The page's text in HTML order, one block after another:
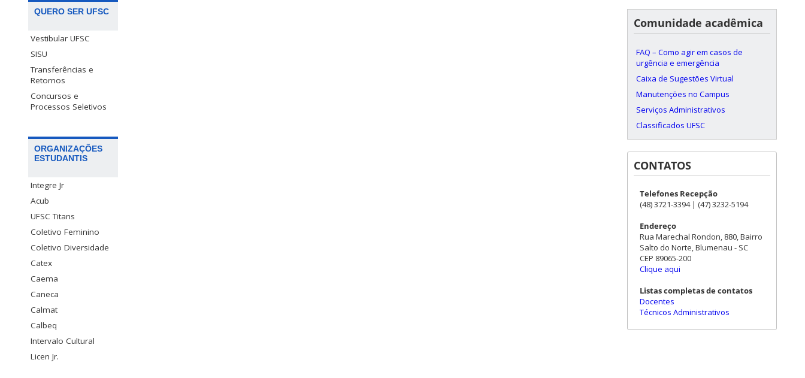
QUERO SER UFSC
Vestibular UFSC
SISU
Transferências e
Retornos
Concursos e
Processos Seletivos
ORGANIZAÇÕES
ESTUDANTIS
Integre Jr
Acub
UFSC Titans
Coletivo Feminino
Coletivo Diversidade
Catex
Caema
Caneca
Calmat
Calbeq
Intervalo Cultural
Licen Jr.
Comunidade acadêmica
FAQ – Como agir em casos de
urgência e emergência
Caixa de Sugestões Virtual
Manutenções no Campus
Serviços Administrativos
Classificados UFSC
CONTATOS
Telefones Recepção
(48) 3721-3394 | (47) 3232-5194
Endereço
Rua Marechal Rondon, 880, Bairro
Salto do Norte, Blumenau - SC
CEP 89065-200
Clique aqui
Listas completas de contatos
Docentes
Técnicos Administrativos